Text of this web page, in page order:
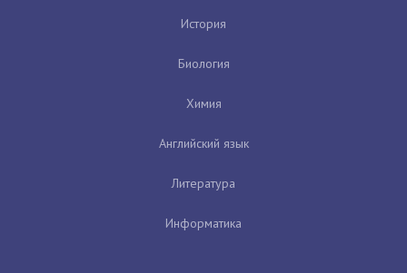
История
Биология
Химия
Английский язык
Литература
Информатика